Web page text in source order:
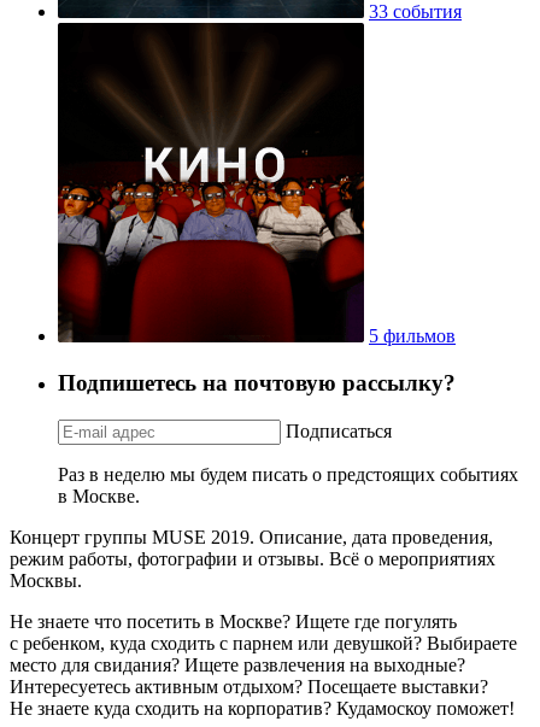
33 события
5 фильмов
Подпишетесь на почтовую рассылку?
Подписаться
Раз в неделю мы будем писать о предстоящих событиях
в Москве.
Концерт группы MUSE 2019. Описание, дата проведения,
режим работы, фотографии и отзывы. Всё о мероприятиях
Москвы.
Не знаете что посетить в Москве? Ищете где погулять
с ребенком, куда сходить с парнем или девушкой? Выбираете
место для свидания? Ищете развлечения на выходные?
Интересуетесь активным отдыхом? Посещаете выставки?
Не знаете куда сходить на корпоратив? Кудамоскоу поможет!